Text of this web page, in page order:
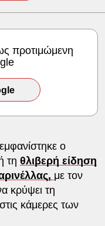
προτιμώμενη
ο
τη θλιβερή είδηση
με τον
κρύψει τη
κάμερες των